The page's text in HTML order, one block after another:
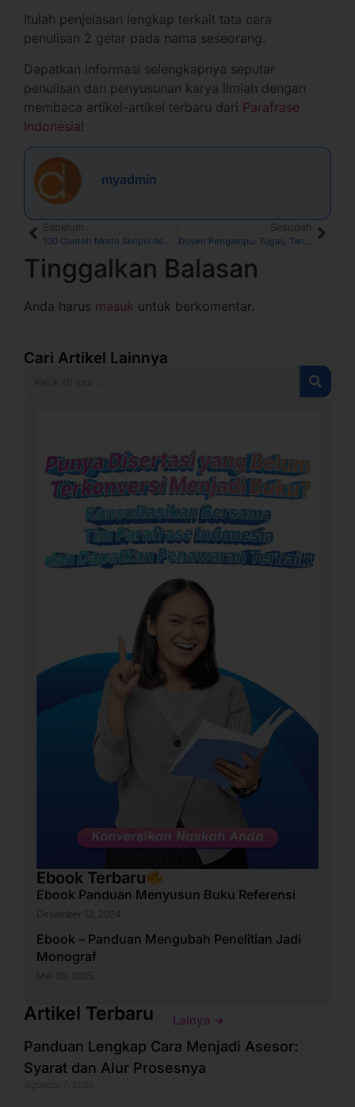
Itulah penjelasan lengkap terkait tata cara
penulisan 2 gelar pada nama seseorang.
Dapatkan informasi selengkapnya seputar
penulisan dan penyusunan karya ilmiah dengan
membaca artikel-artikel terbaru dari Parafrase
Indonesia!
myadmin
Sebelum
100 Contoh Motto Skripsi dengan Berbagai Tema
Sesudah
Dosen Pengampu: Tugas, Tanggung Jawab, dan Kualifikasi
Tinggalkan Balasan
Anda harus masuk untuk berkomentar.
Cari Artikel Lainnya
Ebook Terbaru
Ebook Panduan Menyusun Buku Referensi
Desember 12, 2024
Ebook – Panduan Mengubah Penelitian Jadi
Monograf
Mei 30, 2025
Artikel Terbaru Lainya ➜
Panduan Lengkap Cara Menjadi Asesor:
Syarat dan Alur Prosesnya